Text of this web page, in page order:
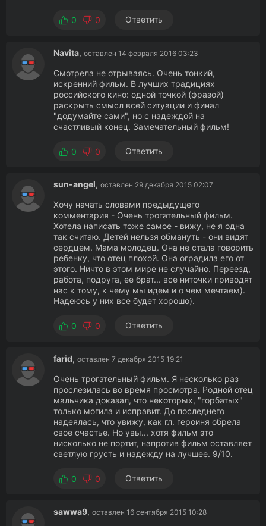
0 0 Ответить
Navita, оставлен 14 февраля 2016 03:23
Смотрела не отрываясь. Очень тонкий,
искренний фильм. В лучших традициях
российского кино: одной точкой (фразой)
раскрыть смысл всей ситуации и финал
"додумайте сами", но с надеждой на
счастливый конец. Замечательный фильм!
0 0 Ответить
sun-angel, оставлен 29 декабря 2015 02:07
Хочу начать словами предыдущего
комментария - Очень трогательный фильм.
Хотела написать тоже самое - вижу, не я одна
так считаю. Детей нельзя обмануть - они видят
сердцем. Мама молодец. Она не стала говорить
ребенку, что отец плохой. Она оградила его от
этого. Ничто в этом мире не случайно. Переезд,
работа, подруга, ее брат... все ниточки приводят
нас к тому, к чему мы идем и о чем мечтаем).
Надеюсь у них все будет хорошо).
0 0 Ответить
farid, оставлен 7 декабря 2015 19:21
Очень трогательный фильм. Я несколько раз
прослезилась во время просмотра. Родной отец
мальчика доказал, что некоторых, "горбатых"
только могила и исправит. До последнего
надеялась, что увижу, как гл. героиня обрела
свое счастье. Но увы... хотя фильм это
нисколько не портит, напротив фильм оставляет
светлую грусть и надежду на лучшее. 9/10.
0 0 Ответить
sawwa9, оставлен 16 сентября 2015 10:28